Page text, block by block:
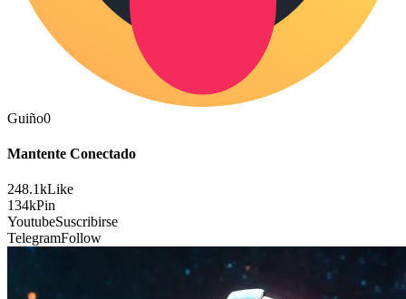
Guiño0
Mantente Conectado
248.1kLike
134kPin
YoutubeSuscribirse
TelegramFollow